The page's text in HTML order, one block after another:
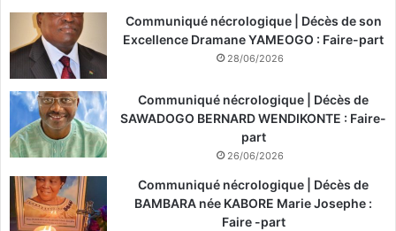
Communiqué nécrologique | Décès de son
Excellence Dramane YAMEOGO : Faire-part
28/06/2026
Communiqué nécrologique | Décès de
SAWADOGO BERNARD WENDIKONTE : Faire-
part
26/06/2026
Communiqué nécrologique | Décès de
BAMBARA née KABORE Marie Josephe :
Faire -part